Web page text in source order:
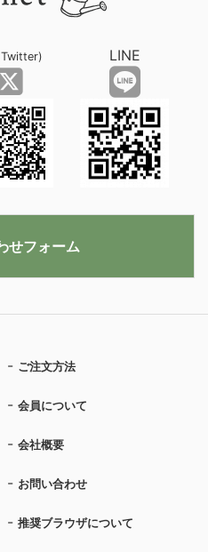
ご注文方法
会員について
会社概要
お問い合わせ
推奨ブラウザについて
LINE
せフォーム